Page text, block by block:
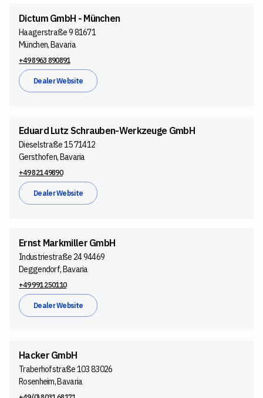
Dictum GmbH - München
Haagerstraße 9 81671
München, Bavaria
+49 8963 890891
Dealer Website
Eduard Lutz Schrauben-Werkzeuge GmbH
Dieselstraße 15 71412
Gersthofen, Bavaria
+49 821 49890
Dealer Website
Ernst Markmiller GmbH
Industriestraße 24 94469
Deggendorf, Bavaria
+49 991 250110
Dealer Website
Hacker GmbH
Traberhofstraße 103 83026
Rosenheim, Bavaria